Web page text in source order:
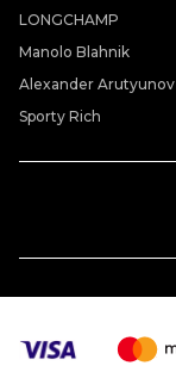
LONGCHAMP
Manolo Blahnik
Alexander Arutyunov
Sporty Rich